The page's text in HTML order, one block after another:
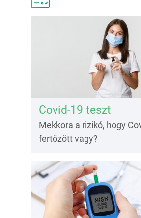
Covid-19 teszt
Mekkora a rizikó, hogy
fertőzött vagy?